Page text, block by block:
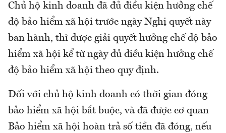
Chủ hộ kinh doanh đã đủ điều kiện hưởng chế
độ bảo hiểm xã hội trước ngày Nghị quyết này
ban hành, thì được giải quyết hưởng chế độ bảo
hiểm xã hội kể từ ngày đủ điều kiện hưởng chế
độ bảo hiểm xã hội theo quy định.
Đối với chủ hộ kinh doanh có thời gian đóng
bảo hiểm xã hội bắt buộc, và đã được cơ quan
Bảo hiểm xã hội hoàn trả số tiền đã đóng, nếu